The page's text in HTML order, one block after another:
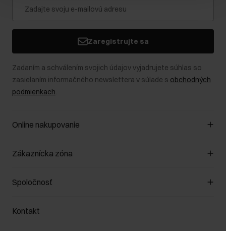
Zaregistrujte sa
Zadaním a schválením svojich údajov vyjadrujete súhlas so
zasielaním informačného newslettera v súlade s obchodných
podmienkach.
Online nakupovanie
Spravovať súbory cookie
Spôsob platby
Vrátenie
Zákaznícka zóna
Zákazníky klub
Pravidlá propagácie
Starostlivosť o kožu
Spoločnosť
O nás
Kontakt